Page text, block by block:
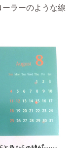
ラーのような線